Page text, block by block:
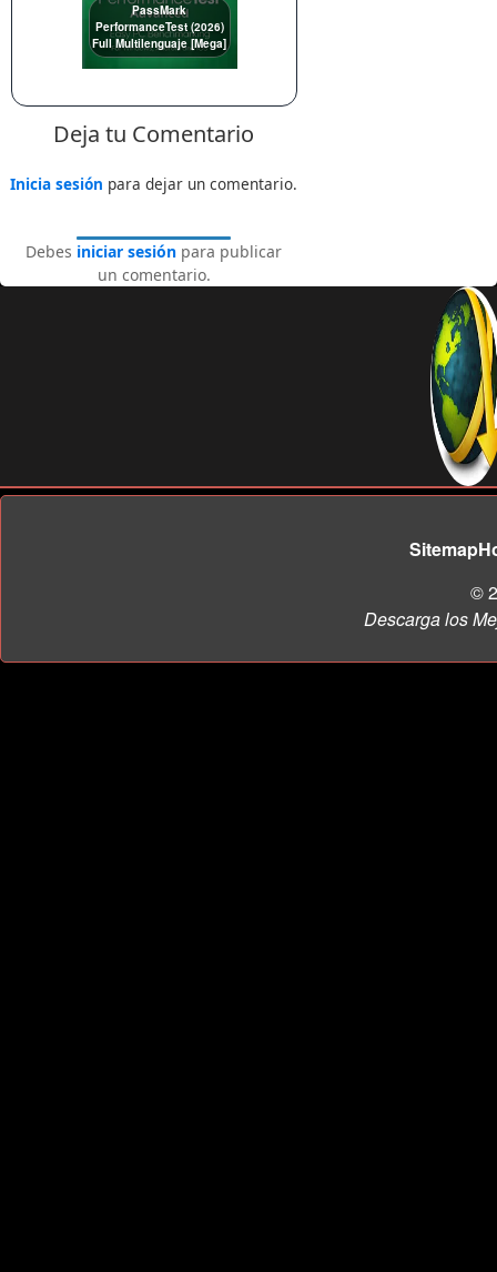
PassMark
PerformanceTest (2026)
Full Multilenguaje [Mega]
Deja tu Comentario
Inicia sesión para dejar un comentario.
Debes iniciar sesión para publicar
un comentario.
Sitemap
©
Descarga los